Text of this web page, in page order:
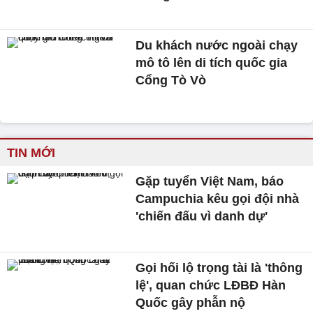
Du khách nước ngoài chạy
mô tô lên di tích quốc gia
Cổng Tò Vò
TIN MỚI
Gặp tuyển Việt Nam, báo
Campuchia kêu gọi đội nhà
'chiến đấu vì danh dự'
Gọi hối lộ trọng tài là 'thông
lệ', quan chức LĐBĐ Hàn
Quốc gây phẫn nộ